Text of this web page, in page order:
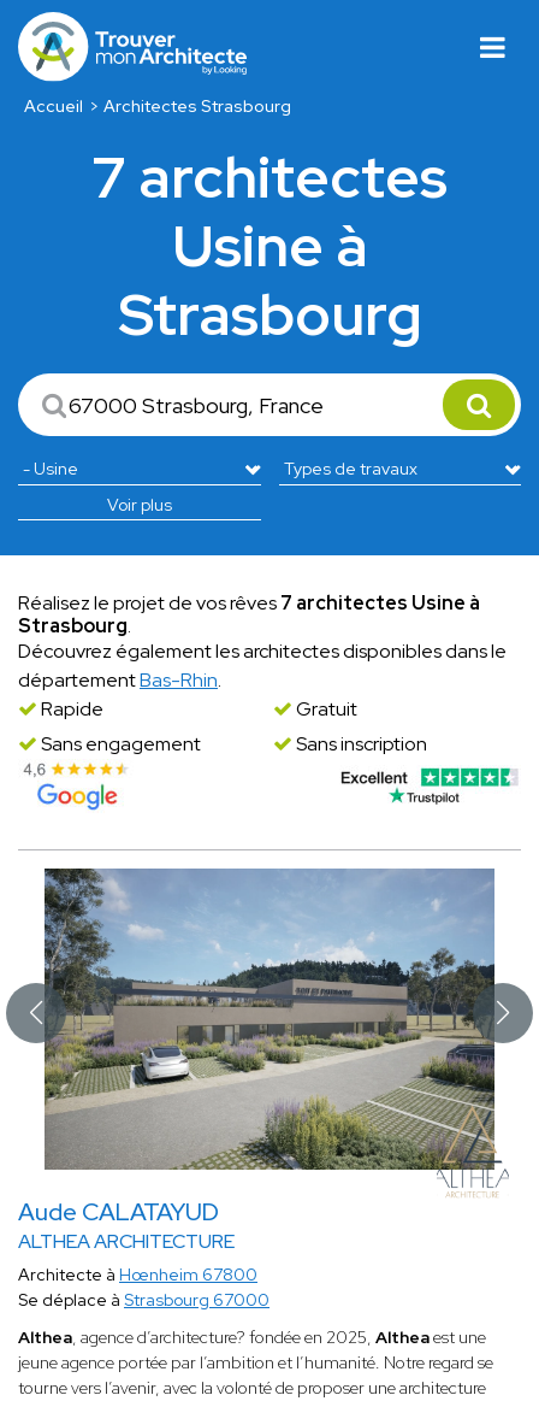
Accueil Architectes Strasbourg
7 architectes
Usine à
Strasbourg
Voir plus
Réalisez le projet de vos rêves7 architectes Usine à
Strasbourg.
Découvrez également les architectes disponibles dans le
départementBas-Rhin.
Rapide
Gratuit
Sans engagement
Sans inscription
Aude CALATAYUD
ALTHEA ARCHITECTURE
Architecte à Hœnheim 67800
Se déplace à Strasbourg 67000
Althea, agence d’architecture? fondée en 2025, Altheaest une
jeune agence portée par l’ambition et l’humanité. Notre regard se
tourne vers l’avenir, avec la volonté de proposer une architecture